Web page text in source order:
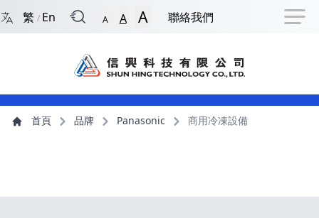
跳到捷徑選項 跳到主導航選單 跳到頁尾
繁 / En A A A 聯絡我們
主導航選單
主內容 首頁 品牌 Panasonic 商用冷凍設備